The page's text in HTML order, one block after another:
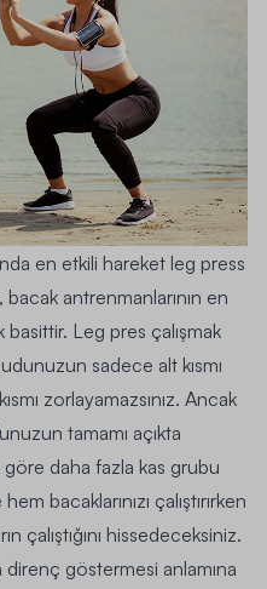
en etkili hareket leg press
antrenmanlarının en
Leg pres çalışmak
sadece alt kısmı
zorlayamazsınız. Ancak
tamamı açıkta
daha fazla kas grubu
bacaklarınızı çalıştırırken
çalıştığını hissedeceksiniz.
göstermesi anlamına